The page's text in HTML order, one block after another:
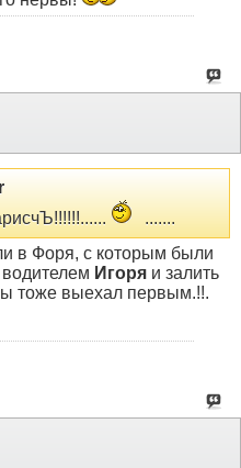
.......
в Форя, с которым были
Игоря и залить
тоже выехал первым.!!.